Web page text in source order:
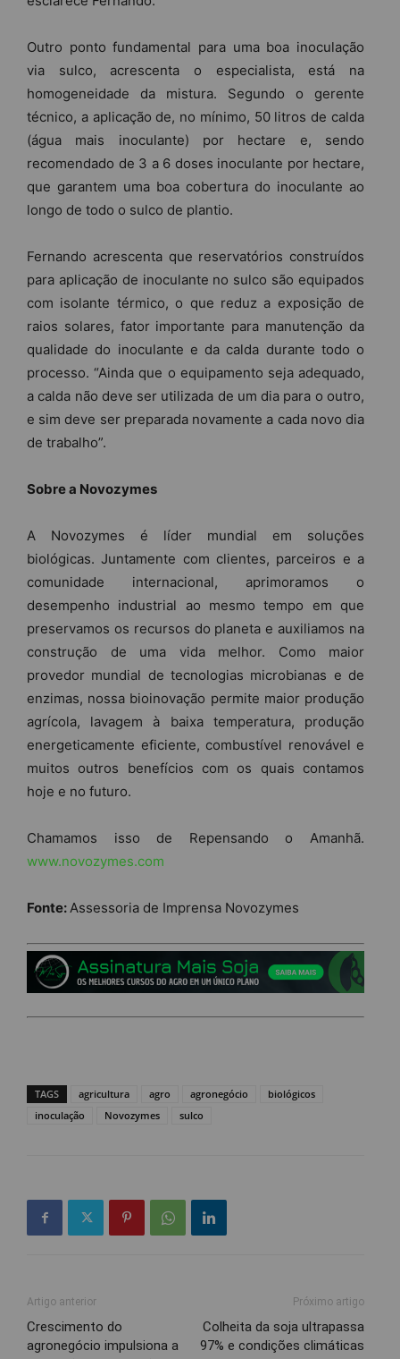
Outro ponto fundamental para uma boa inoculação
via sulco, acrescenta o especialista, está na
homogeneidade da mistura. Segundo o gerente
técnico, a aplicação de, no mínimo, 50 litros de calda
(água mais inoculante) por hectare e, sendo
recomendado de 3 a 6 doses inoculante por hectare,
que garantem uma boa cobertura do inoculante ao
longo de todo o sulco de plantio.
Fernando acrescenta que reservatórios construídos
para aplicação de inoculante no sulco são equipados
com isolante térmico, o que reduz a exposição de
raios solares, fator importante para manutenção da
qualidade do inoculante e da calda durante todo o
processo. “Ainda que o equipamento seja adequado,
a calda não deve ser utilizada de um dia para o outro,
e sim deve ser preparada novamente a cada novo dia
de trabalho”.
Sobre a Novozymes
A Novozymes é líder mundial em soluções
biológicas. Juntamente com clientes, parceiros e a
comunidade internacional, aprimoramos o
desempenho industrial ao mesmo tempo em que
preservamos os recursos do planeta e auxiliamos na
construção de uma vida melhor. Como maior
provedor mundial de tecnologias microbianas e de
enzimas, nossa bioinovação permite maior produção
agrícola, lavagem à baixa temperatura, produção
energeticamente eficiente, combustível renovável e
muitos outros benefícios com os quais contamos
hoje e no futuro.
Chamamos isso de Repensando o Amanhã.
www.novozymes.com
Fonte: Assessoria de Imprensa Novozymes
TAGS agricultura agro agronegócio
biológicos
inoculação
Novozymes sulco
Artigo anterior
Crescimento do
agronegócio impulsiona a
Próximo artigo
Colheita da soja ultrapassa
97% e condições climáticas